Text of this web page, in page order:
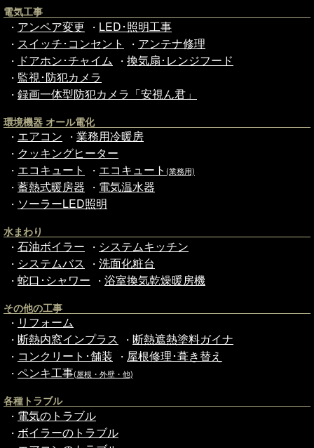
電気工事
・ アンペア変更 ・ LED･照明工事
・ スイッチ･コンセント ・ アンテナ修理
・ ドアホン･チャイム ・ 換気扇･レンジフード
・ 監視･防犯カメラ
・ 録画一体型防犯カメラ「安視ん君」
環境機器 オール電化
・ エアコン ・ 業務用冷暖房
・ クッキングヒーター
・ エコキュート ・ エコキュート (業務用)
・ 蓄熱式暖房器 ・ 電気温水器
・ ソーラーLED照明
水まわり
・ 石油ボイラー ・ システムキッチン
・ システムバス ・ 洗面化粧台
・ 蛇口･シャワー ・ 浴室換気乾燥暖房機
その他の工事
・ リフォーム
・ 断熱内窓インプラス ・ 断熱遮熱塗料ガイナ
・ コンクリート･舗装 ・ 屋根修理･葺き替え
・ ペンキ工事(屋根・外壁・他)
各種トラブル
・ 電気のトラブル
・ ボイラーのトラブル